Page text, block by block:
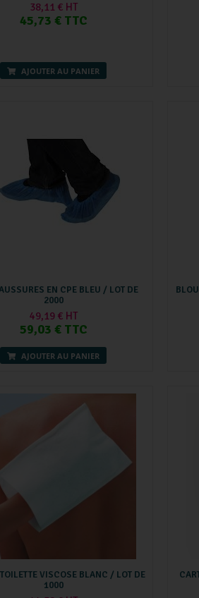
38,11 € HT
45,73 € TTC
AJOUTER AU PANIER
EN CPE BLEU / LOT DE
2000
49,19 € HT
59,03 € TTC
AJOUTER AU PANIER
VISCOSE BLANC / LOT DE
1000